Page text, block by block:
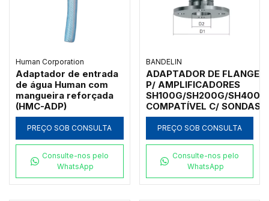
Human Corporation
Adaptador de entrada
de água Human com
mangueira reforçada
(HMC-ADP)
PREÇO SOB CONSULTA
Consulte-nos pelo
WhatsApp
BANDELIN
ADAPTADOR DE FLANGE
P/ AMPLIFICADORES
SH100G/SH200G/
COMPATÍVEL C/ SONDAS
Ø2-25MM - FA-3-G
PREÇO SOB CONSULTA
Consulte-nos pelo
WhatsApp